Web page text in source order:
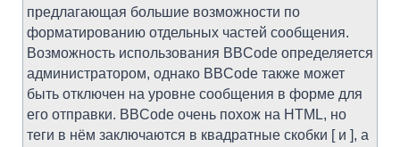
предлагающая большие возможности по
форматированию отдельных частей сообщения.
Возможность использования BBCode определяется
администратором, однако BBCode также может
быть отключен на уровне сообщения в форме для
его отправки. BBCode очень похож на HTML, но
теги в нём заключаются в квадратные скобки [ и ], а